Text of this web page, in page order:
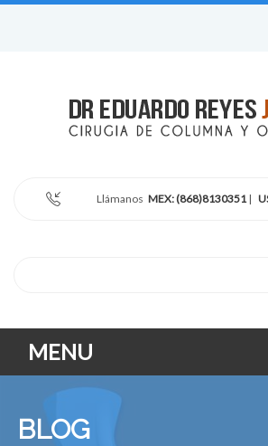
Llámanos MEX: (868)8130351|
MENU
BLOG